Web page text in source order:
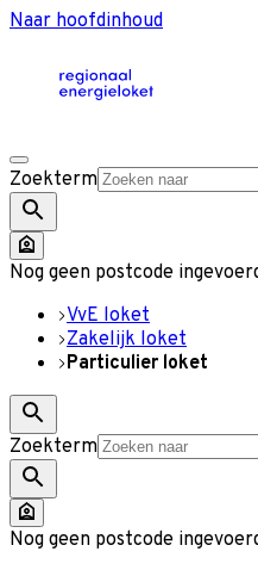
Naar hoofdinhoud
Zoekterm
Nog geen postcode
VvE loket
Zakelijk loket
Particulier loket
Zoekterm
Nog geen postcode